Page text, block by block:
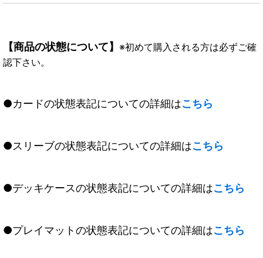
【商品の状態について】 ※初めて購入される方は必ずご確
認下さい。
●カードの状態表記についての詳細はこちら
●スリーブの状態表記についての詳細はこちら
●デッキケースの状態表記についての詳細はこちら
●プレイマットの状態表記についての詳細はこちら